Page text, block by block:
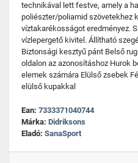
technikával lett festve, amely a
poliészter/poliamid szövetekhez
víztakarékosságot eredményez.
vízlepergető kivitel. Állítható
Biztonsági kesztyű pánt Belső
oldalon az azonosításhoz Hurok
elemek számára Elülső zsebek
elülső kupakkal
Ean: 7333371040744
Márka: Didriksons
Eladó: SanaSport